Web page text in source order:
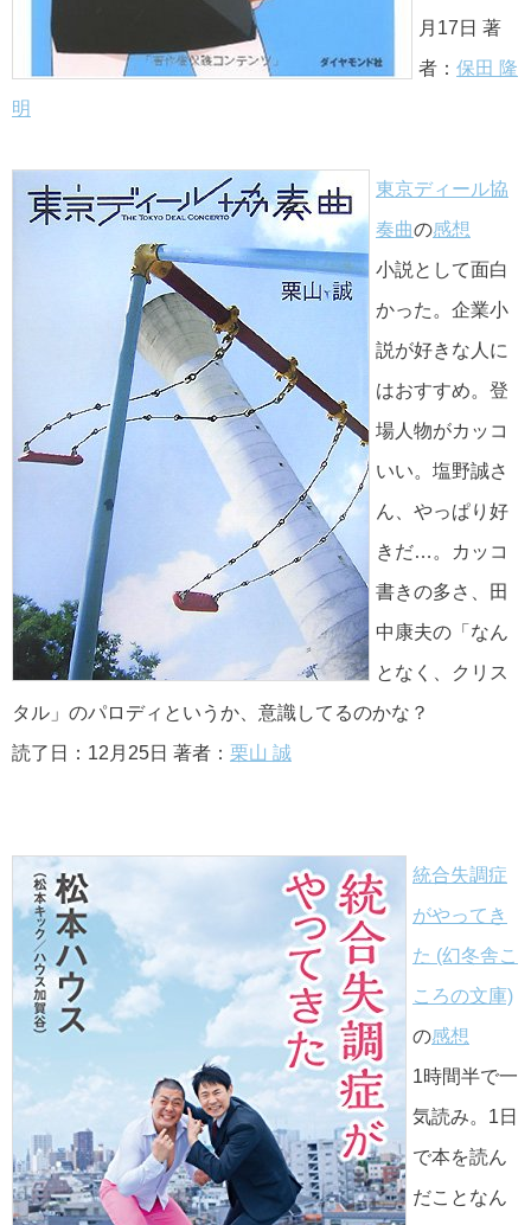
月17日 著
者： 保田 隆
明
東京ディール協
奏曲の感想
小説として面白
かった。企業小
説が好きな人に
はおすすめ。登
場人物がカッコ
いい。塩野誠さ
ん、やっぱり好
きだ…。カッコ
書きの多さ、田
中康夫の「なん
となく、クリス
タル」のパロディというか、意識してるのかな？
読了日：12月25日 著者： 栗山 誠
統合失調症
がやってき
た (幻冬舎こ
ころの文庫)
の感想
1時間半で一
気読み。1日
で本を読ん
だことなん